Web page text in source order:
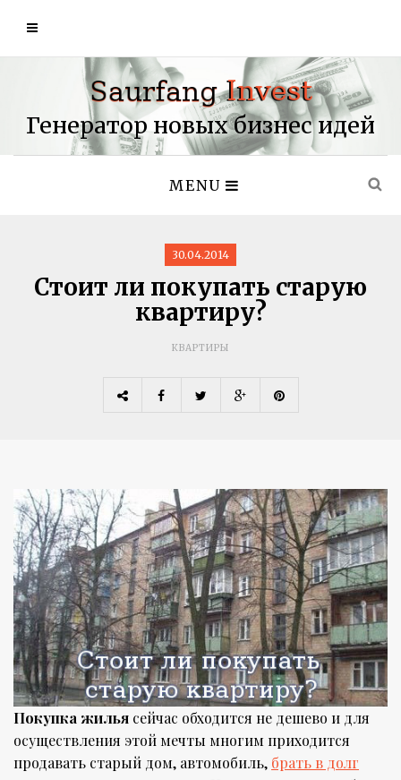
Генератор новых бизнес идей
MENU
30.04.2014
Стоит ли покупать старую
квартиру?
КВАРТИРЫ
Покупка жилья сейчас обходится не дешево и для
осуществления этой мечты многим приходится
продавать старый дом, автомобиль, брать в долг